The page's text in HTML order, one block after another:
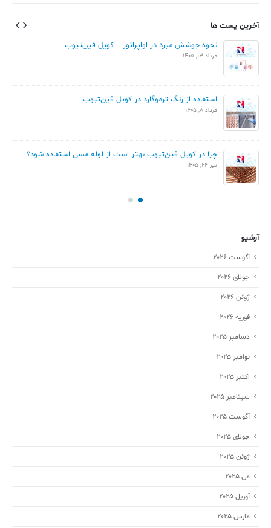
آخرین پست ها
نحوه جوشش مبرد در اواپراتور – کویل فین‌تیوب
مرداد 13, 1405
استفاده از رنگ ترموگارد در کویل فین‌تیوب
مرداد 8, 1405
چرا در کویل فین‌تیوب بهتر است از لوله مسی استفاده شود؟
تیر 24, 1405
آرشیو
آگوست 2026
جولای 2026
ژوئن 2026
فوریه 2026
دسامبر 2025
نوامبر 2025
اکتبر 2025
سپتامبر 2025
آگوست 2025
جولای 2025
ژوئن 2025
می 2025
آوریل 2025
مارس 2025